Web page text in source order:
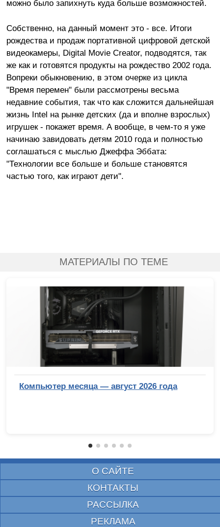
можно было запихнуть куда больше возможностей.
Собственно, на данный момент это - все. Итоги
рождества и продаж портативной цифровой детской
видеокамеры, Digital Movie Creator, подводятся, так
же как и готовятся продукты на рождество 2002 года.
Вопреки обыкновению, в этом очерке из цикла
"Время перемен" были рассмотрены весьма
недавние события, так что как сложится дальнейшая
жизнь Intel на рынке детских (да и вполне взрослых)
игрушек - покажет время. А вообще, в чем-то я уже
начинаю завидовать детям 2010 года и полностью
соглашаться с мыслью Джеффа Эббата:
"Технологии все больше и больше становятся
частью того, как играют дети".
МАТЕРИАЛЫ ПО ТЕМЕ
Компьютер месяца — август 2026 года
О САЙТЕ
КОНТАКТЫ
РАССЫЛКА
РЕКЛАМА